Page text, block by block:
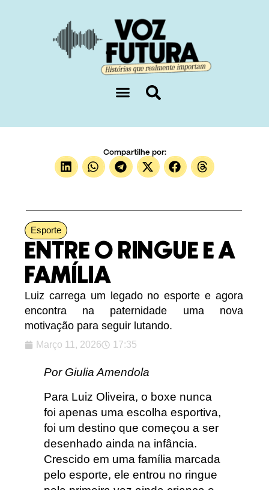
Compartilhe por:
Esporte
ENTRE O RINGUE E A
FAMÍLIA
Luiz carrega um legado no esporte e agora
encontra na paternidade uma nova
motivação para seguir lutando.
Março 11, 2026 17:35
Por Giulia Amendola
Para Luiz Oliveira, o boxe nunca
foi apenas uma escolha esportiva,
foi um destino que começou a ser
desenhado ainda na infância.
Crescido em uma família marcada
pelo esporte, ele entrou no ringue